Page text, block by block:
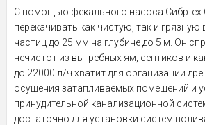
С помощью фекального насоса
перекачивать как чистую, так и
частиц до 25 мм на глубине до 5 м. Он
нечистот из выгребных ям, септиков и
до 22000 л/ч хватит для организации
осушения затапливаемых помещений и
принудительной канализационной
достаточно для установки систем